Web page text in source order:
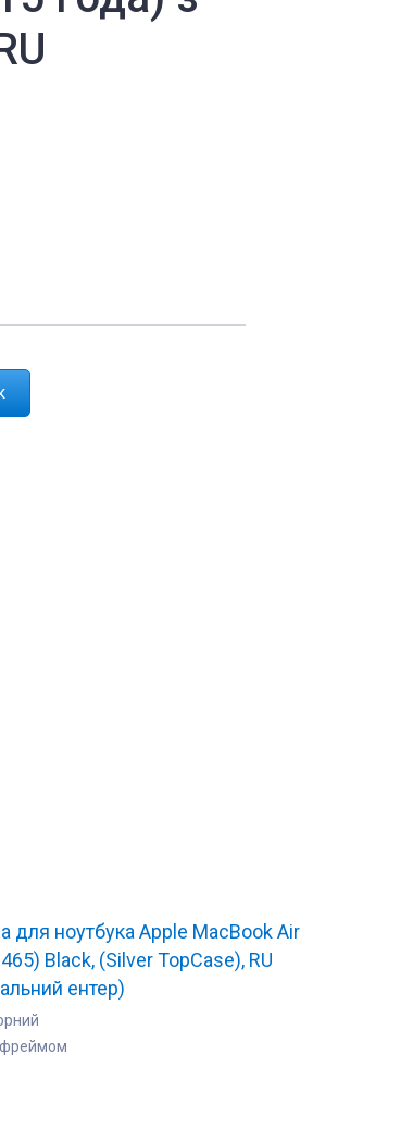
для ноутбука Apple MacBook Air
Black, (Silver TopCase), RU
ентер)